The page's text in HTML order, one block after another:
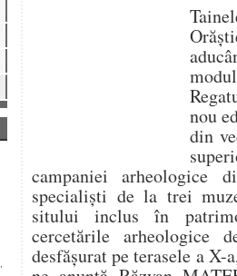
nou
din
campaniei arheologice
specialişti de la trei
sitului inclus în
cercetările arheologice
desfăşurat pe terasele a X-